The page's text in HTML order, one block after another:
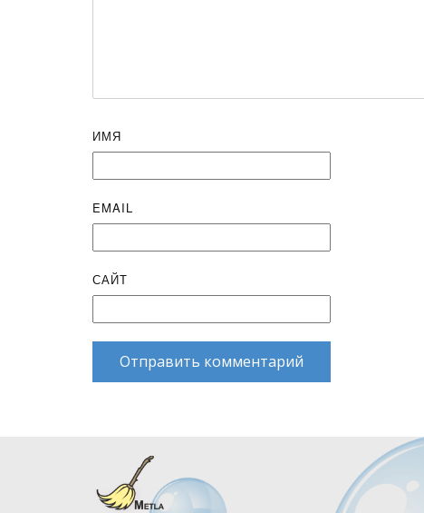
ИМЯ
EMAIL
САЙТ
Отправить комментарий